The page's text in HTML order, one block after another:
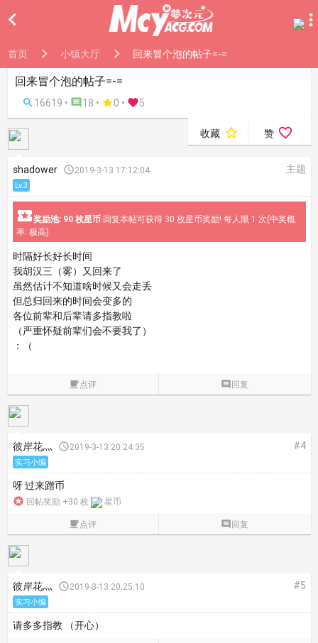

首页 小镇大厅 回来冒个泡的帖子=-=
回来冒个泡的帖子=-=
 16619 •  18 • 0 • 5
收藏  赞 
shadower 2019-3-13 17:12:04 主题
Lv.3
奖励池: 90 枚星币回复本帖可获得 30 枚星币奖励! 每人限 1 次(中奖概
率: 极高)
时隔好长好长时间
我胡汉三（雾）又回来了
虽然估计不知道啥时候又会走丢
但总归回来的时间会变多的
各位前辈和后辈请多指教啦
（严重怀疑前辈们会不要我了）
：（
点评  回复
彼岸花灬 2019-3-13 20:24:35 #4
实习小编
呀 过来蹭币
 回帖奖励 +30 枚 星币
点评  回复
彼岸花灬 2019-3-13 20:25:10 #5
实习小编
请多多指教 （开心）